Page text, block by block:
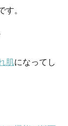
す。
肌になってし